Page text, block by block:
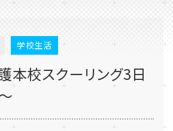
学校生活
本校スクーリング3日